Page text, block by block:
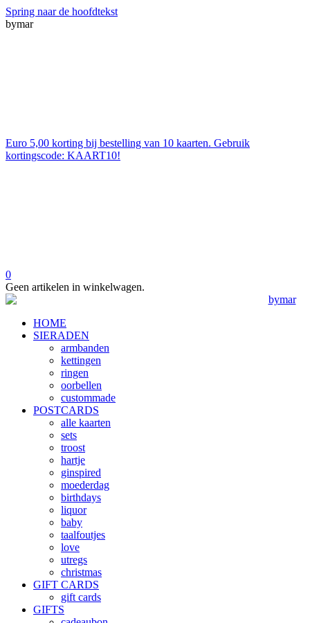
Spring naar de hoofdtekst
bymar
Euro 5,00 korting bij bestelling van 10 kaarten. Gebruik
kortingscode: KAART10!
0
Geen artikelen in winkelwagen.
HOME
SIERADEN
armbanden
kettingen
ringen
oorbellen
custommade
POSTCARDS
alle kaarten
sets
troost
hartje
ginspired
moederdag
birthdays
liquor
baby
taalfoutjes
love
utregs
christmas
GIFT CARDS
gift cards
GIFTS